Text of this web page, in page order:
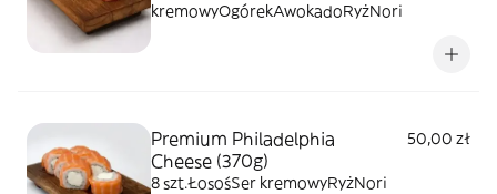
kremowyOgórekAwokadoRyżNori
Premium Philadelphia
Cheese (370g)
50,00 zł
8 szt.ŁosośSer kremowyRyżNori